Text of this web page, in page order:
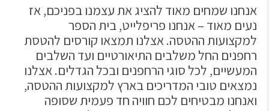
אנחנו שמחים מאוד להציג את עצמנו בפניכם, אז
נעים מאוד – אנחנו פריפלייט, בית הספר
למקצועות ההטסה. אצלנו תמצאו קורסים להטסת
רחפנים החל משלבים התיאורטיים ועד השלבים
המעשיים, לכל סוגי הרחפנים ובכל הגדלים. אצלנו
נמצאים טובי המדריכים בארץ למקצועות ההטסה,
ואנחנו מבטיחים לכם חוויה חד פעמית שסופה